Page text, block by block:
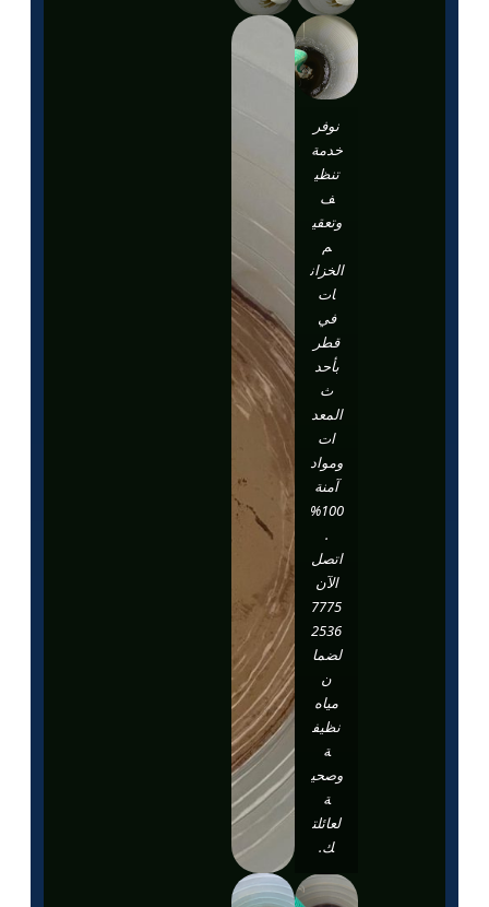
نوفر
خدمة
تنظي
ف
وتعقي
الخزان
ات
في
قطر
بأحد
المعد
ات
ومواد
آمنة
100%
اتصل
الآن
7775
2536
لضما
مياه
نظيف
وصحي
لعائلت
ك.